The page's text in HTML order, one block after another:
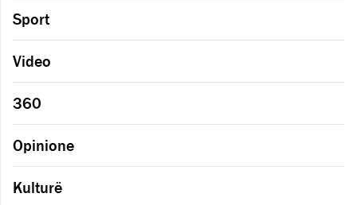
Sport
Video
360
Opinione
Kulturë